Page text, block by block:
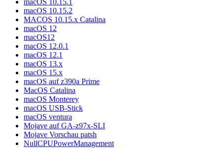
macOS 10.15.2
MACOS 10.15.x Catalina
macOS 12
macOS12
macOS 12.0.1
macOS 12.1
macOS 13.x
macOS 15.x
macOS auf z390a Prime
MacOS Catalina
macOS Monterey
macOS USB-Stick
macOS ventura
Mojave auf GA-z97x-SLI
Mojave Vorschau patsh
NullCPUPowerManagement